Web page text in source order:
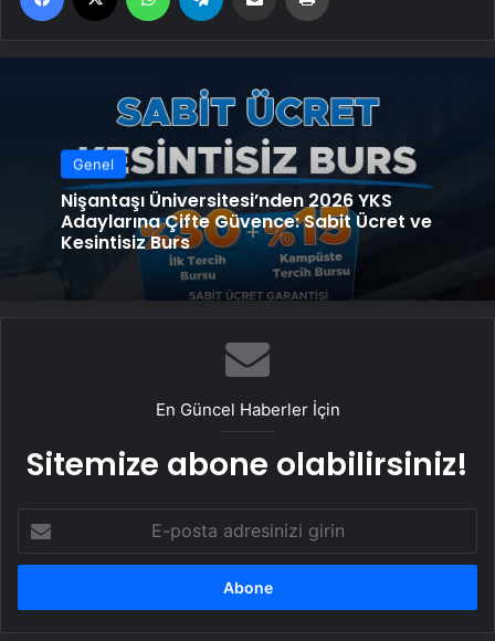
Genel
Nişantaşı Üniversitesi’nden 2026 YKS
Adaylarına Çifte Güvence: Sabit Ücret ve
Kesintisiz Burs
En Güncel Haberler İçin
Sitemize abone olabilirsiniz!
posta
adresinizi